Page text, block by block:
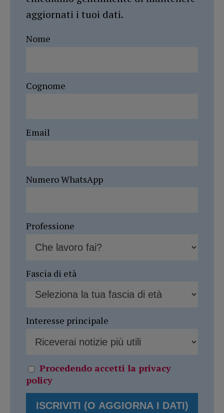
aggiornati i tuoi dati.
Nome
Cognome
Email
Numero WhatsApp
Professione
Fascia di età
Interesse principale
Procedendo accetti la privacy
policy